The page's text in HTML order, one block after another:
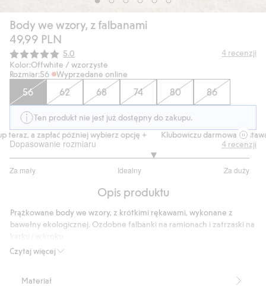
Body we wzory, z falbanami
49,99 PLN
Średnia ocena:
5.0 4 recenzji
Kolor:Offwhite / wzorzyste
Rozmiar:56 Wyprzedane online
56 62 68 74 80 86
Ten produkt nie jest już dostępny do zakupu.
a zapłać później wybierz opcję +
Klubowiczu darmowa dostawa
Dopasowanie rozmiaru
Za mały Idealny Za duży
na
5
głosów
4 recenzji
Opis produktu
Czytaj więcej
Prążkowane body we wzory, z krótkimi rękawami, wykonane z
bawełny ekologicznej. Ozdobne falbanki na ramionach i zatrzaski na
Numer artykułu
Materiał